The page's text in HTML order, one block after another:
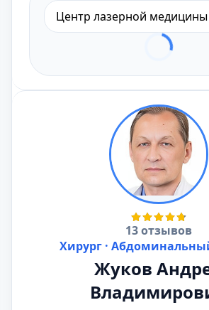
Центр лазерной медицины
13 отзывов
Хирург ·
Жуков